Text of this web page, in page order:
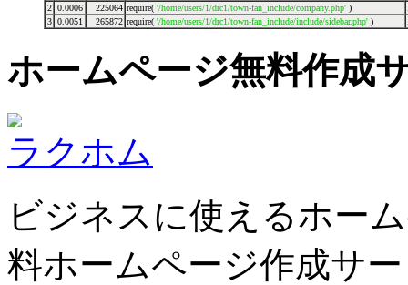
2 0.0006 225064 require( '/home/users/1/drc1/town-fan_include/company.php' )
3 0.0051 265872 require( '/home/users/1/drc1/town-fan_include/include/sidebar.php' )
ホームページ無料作成
ラクホム
ビジネスに使えるホー
料ホームページ作成サ